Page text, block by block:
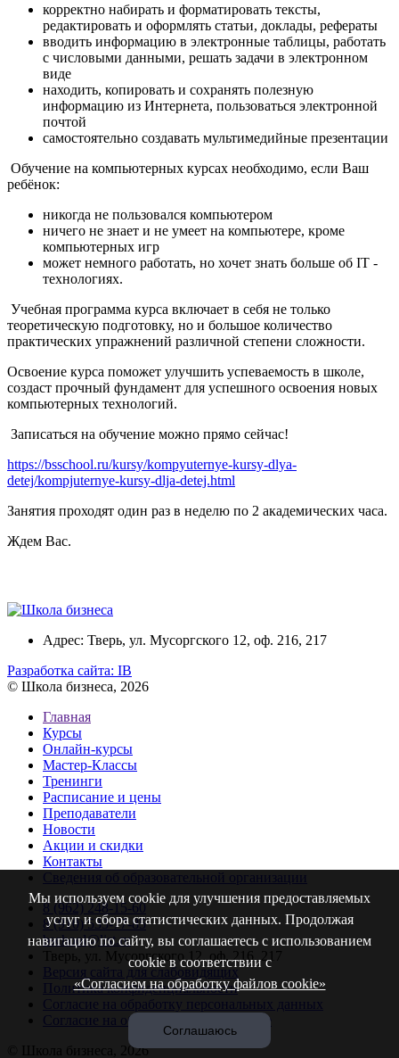
корректно набирать и форматировать тексты,
редактировать и оформлять статьи, доклады, рефераты
вводить информацию в электронные таблицы, работать
с числовыми данными, решать задачи в электронном
виде
находить, копировать и сохранять полезную
информацию из Интернета, пользоваться электронной
почтой
самостоятельно создавать мультимедийные презентации
Обучение на компьютерных курсах необходимо, если Ваш
ребёнок:
никогда не пользовался компьютером
ничего не знает и не умеет на компьютере, кроме
компьютерных игр
может немного работать, но хочет знать больше об IT -
технологиях.
Учебная программа курса включает в себя не только
теоретическую подготовку, но и большое количество
практических упражнений различной степени сложности.
Освоение курса поможет улучшить успеваемость в школе,
создаст прочный фундамент для успешного освоения новых
компьютерных технологий.
Записаться на обучение можно прямо сейчас!
https://bsschool.ru/kursy/kompyuternye-kursy-dlya-
detej/kompjuternye-kursy-dlja-detej.html
Занятия проходят один раз в неделю по 2 академических часа.
Ждем Вас.
Адрес: Тверь, ул. Мусоргского 12, оф. 216, 217
Разработка сайта: IB
© Школа бизнеса, 2026
Мы используем cookie для улучшения предоставляемых
услуг и сбора статистических данных. Продолжая
навигацию по сайту, вы соглашаетесь с использованием
cookie в соответствии с
«Согласием на обработку файлов cookie»
Соглашаюсь
Главная
Курсы
Онлайн-курсы
Мастер-Классы
Тренинги
Расписание и цены
Преподаватели
Новости
Акции и скидки
Контакты
Сведения об образовательной организации
8 (962) 248-15-60
8 (910) 533-77-85
bschool@list.ru
Тверь, ул. Мусоргского 12, оф. 216, 217
Версия сайта для слабовидящих
Политика конфиденциальности
Согласие на обработку персональных данных
Согласие на обработку файлов cookie
© Школа бизнеса, 2026